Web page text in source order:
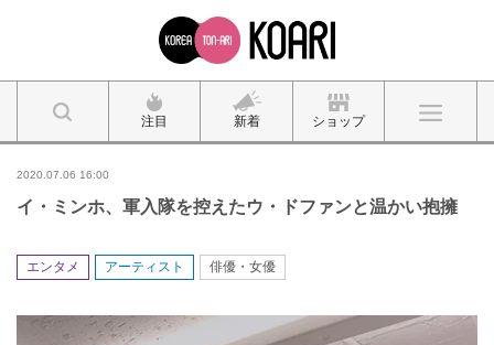
注目 新着 ショップ
2020.07.06 16:00
イ・ミンホ、軍入隊を控えたウ・ドファンと温かい抱擁
エンタメ アーティスト 俳優・女優